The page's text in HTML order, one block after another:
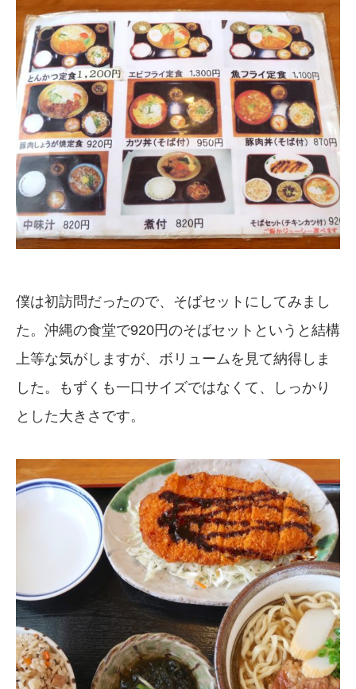
僕は初訪問だったので、そばセットにしてみまし
た。沖縄の食堂で920円のそばセットというと結構
上等な気がしますが、ボリュームを見て納得しま
した。もずくも一口サイズではなくて、しっかり
とした大きさです。